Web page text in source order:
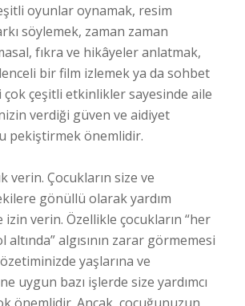
oyunlar oynamak, resim
söylemek, zaman zaman
fıkra ve hikâyeler anlatmak,
bir film izlemek ya da sohbet
çeşitli etkinlikler sayesinde aile
verdiği güven ve aidiyet
pekiştirmek önemlidir.
verin. Çocukların size ve
gönüllü olarak yardım
verin. Özellikle çocukların “her
algısının zarar görmemesi
yaşlarına ve
uygun bazı işlerde size yardımcı